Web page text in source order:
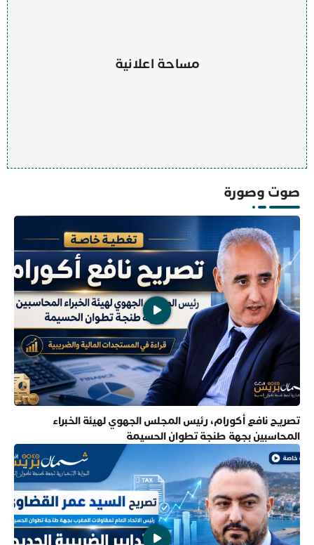
مساحة اعلانية
صوت وصورة
تصريح نافع أكورام، رئيس المجلس الجهوي لهيئة الخبراء
المحاسبين بجهة طنجة تطوان الحسيمة